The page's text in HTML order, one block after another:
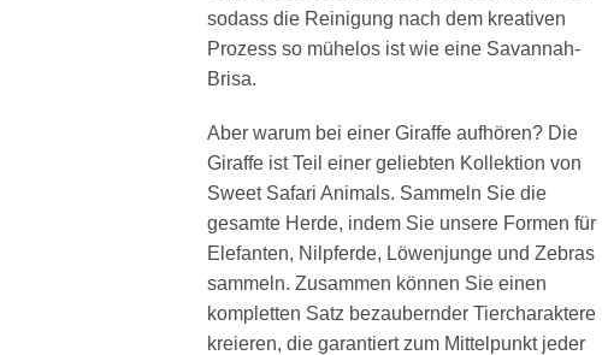
sodass die Reinigung nach dem kreativen
Prozess so mühelos ist wie eine Savannah-
Brisa.
Aber warum bei einer Giraffe aufhören? Die
Giraffe ist Teil einer geliebten Kollektion von
Sweet Safari Animals. Sammeln Sie die
gesamte Herde, indem Sie unsere Formen für
Elefanten, Nilpferde, Löwenjunge und Zebras
sammeln. Zusammen können Sie einen
kompletten Satz bezaubernder Tiercharaktere
kreieren, die garantiert zum Mittelpunkt jeder